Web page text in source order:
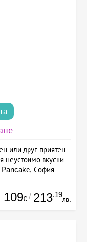
или друг приятен
неустоимо вкусни
Pancake, София
109€ / 213.19
лв.